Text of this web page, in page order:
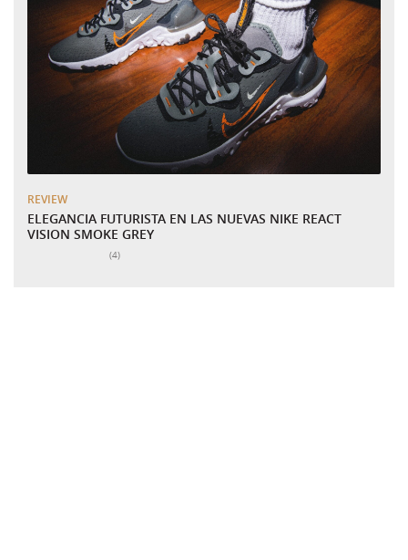
REVIEW
ELEGANCIA FUTURISTA EN LAS NUEVAS NIKE REACT
VISION SMOKE GREY
Número total de valoraciones:
(4)